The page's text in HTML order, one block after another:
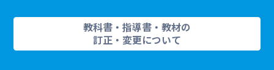
教科書・指導書・教材の
訂正・変更について